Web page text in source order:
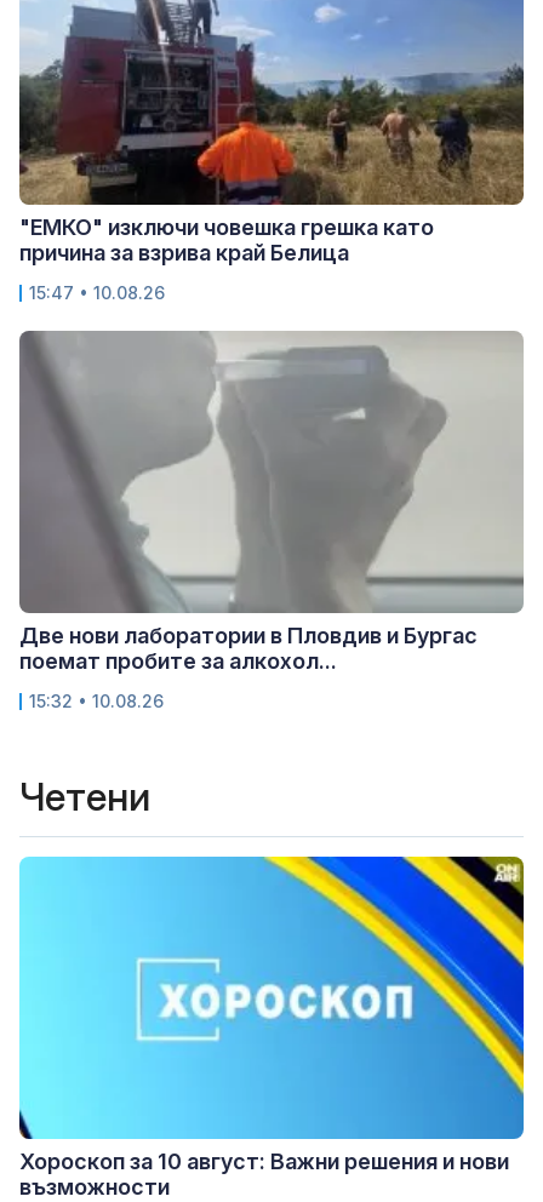
"ЕМКО" изключи човешка грешка като
причина за взрива край Белица
15:47 • 10.08.26
Две нови лаборатории в Пловдив и Бургас
поемат пробите за алкохол...
15:32 • 10.08.26
Четени
Хороскоп за 10 август: Важни решения и нови
възможности